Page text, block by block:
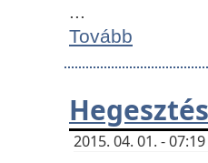
...
Tovább
2015. 04. 01. -